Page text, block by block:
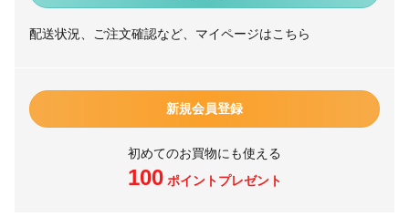
配送状況、ご注文確認など、マイページはこちら
新規会員登録
初めてのお買物にも使える
100ポイントプレゼント